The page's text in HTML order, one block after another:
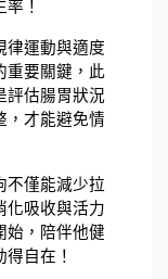
！
律運動與適度
重要關鍵，此
評估腸胃狀況
，才能避免情
不僅能減少拉
化吸收與活力
始，陪伴他健
自在！